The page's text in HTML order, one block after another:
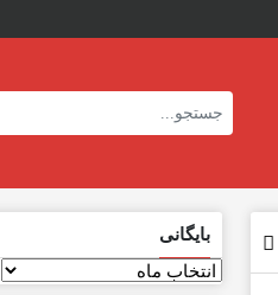
بایگانی
بایگانی